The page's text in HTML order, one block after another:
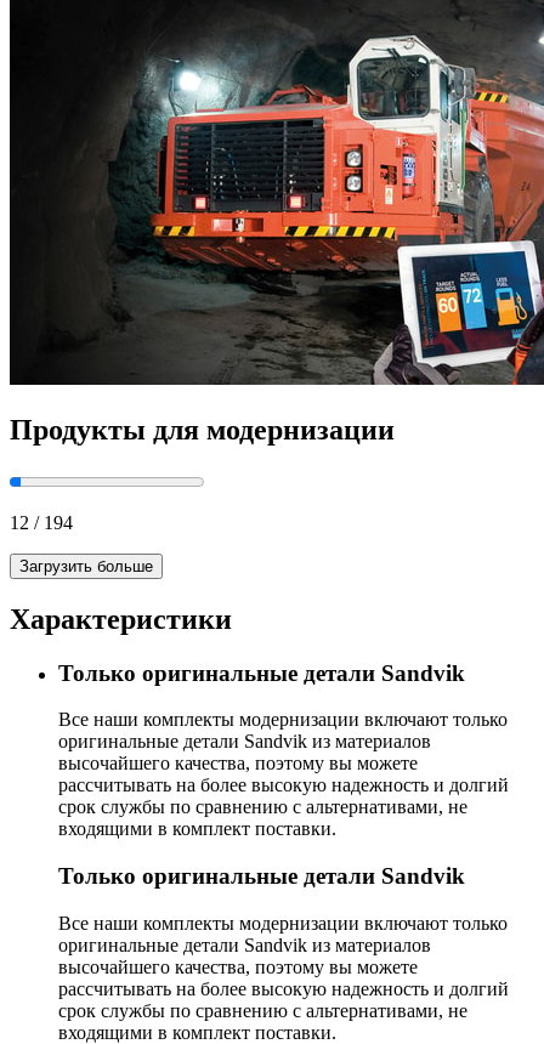
Продукты для модернизации
12 / 194
Загрузить больше
Характеристики
Только оригинальные детали Sandvik
Все наши комплекты модернизации включают только
оригинальные детали Sandvik из материалов
высочайшего качества, поэтому вы можете
рассчитывать на более высокую надежность и долгий
срок службы по сравнению с альтернативами, не
входящими в комплект поставки.
Только оригинальные детали Sandvik
Все наши комплекты модернизации включают только
оригинальные детали Sandvik из материалов
высочайшего качества, поэтому вы можете
рассчитывать на более высокую надежность и долгий
срок службы по сравнению с альтернативами, не
входящими в комплект поставки.